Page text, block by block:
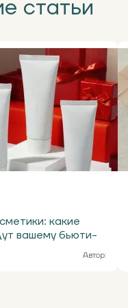
статьи
какие
вашему бьюти-
Автор: